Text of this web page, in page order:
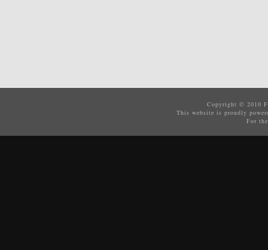
Copyright © 2010
This website is proudly
For